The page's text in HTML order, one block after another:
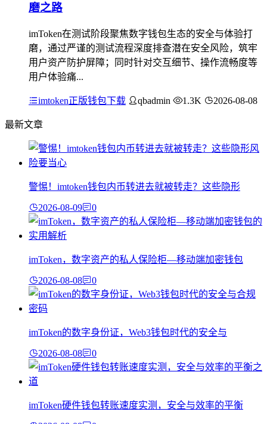
磨之路
imToken在测试阶段聚焦数字钱包生态的安全与体验打
磨，通过严谨的测试流程深度排查潜在安全风险，筑牢
用户资产防护屏障；同时针对交互细节、操作流畅度等
用户体验痛...
imtoken正版钱包下载 qbadmin 1.3K 2026-08-08
最新文章
警惕！imtoken钱包内币转进去就被转走？这些隐形
2026-08-09 0
imToken，数字资产的私人保险柜—移动端加密钱包
2026-08-08 0
imToken的数字身份证，Web3钱包时代的安全与
2026-08-08 0
imToken硬件钱包转账速度实测，安全与效率的平衡